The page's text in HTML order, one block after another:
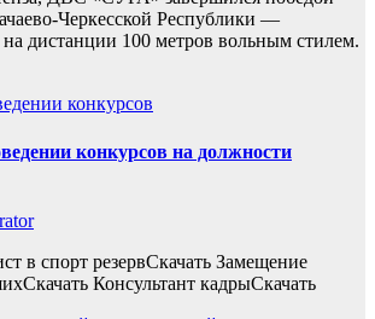
Черкесской Республики —
дистанции 100 метров вольным стилем.
конкурсов
конкурсов на должности
в спорт резервСкачать Замещение
Консультант кадрыСкачать